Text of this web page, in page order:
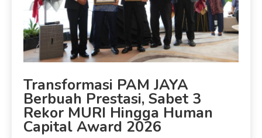
Transformasi PAM JAYA
Berbuah Prestasi, Sabet 3
Rekor MURI Hingga Human
Capital Award 2026